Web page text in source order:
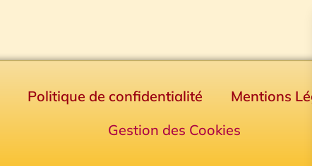
Politique de confidentialité Mentions
Gestion des Cookies